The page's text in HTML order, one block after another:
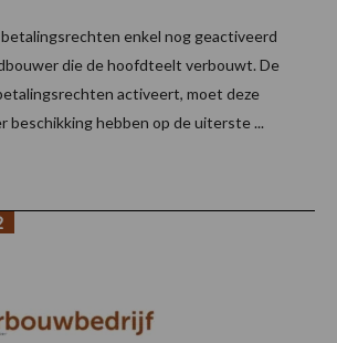
enkel nog geactiveerd
die de hoofdteelt verbouwt. De
activeert, moet deze
beschikking hebben op de uiterste ...